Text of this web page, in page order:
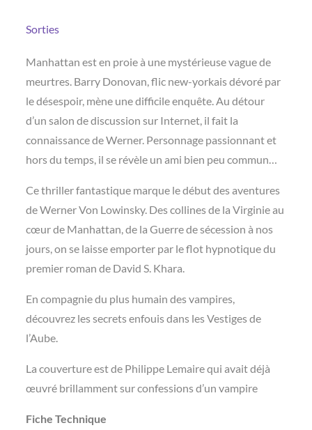
Sorties
Manhattan est en proie à une mystérieuse vague de
meurtres. Barry Donovan, flic new-yorkais dévoré par
le désespoir, mène une difficile enquête. Au détour
d’un salon de discussion sur Internet, il fait la
connaissance de Werner. Personnage passionnant et
hors du temps, il se révèle un ami bien peu commun…
Ce thriller fantastique marque le début des aventures
de Werner Von Lowinsky. Des collines de la Virginie au
cœur de Manhattan, de la Guerre de sécession à nos
jours, on se laisse emporter par le flot hypnotique du
premier roman de David S. Khara.
En compagnie du plus humain des vampires,
découvrez les secrets enfouis dans les Vestiges de
l’Aube.
La couverture est de Philippe Lemaire qui avait déjà
œuvré brillamment sur confessions d’un vampire
Fiche Technique